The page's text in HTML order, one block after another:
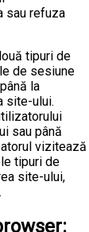
sau refuza
tipuri de
de sesiune
la
site-ului.
sau până
vizitează
tipuri de
site-ului,